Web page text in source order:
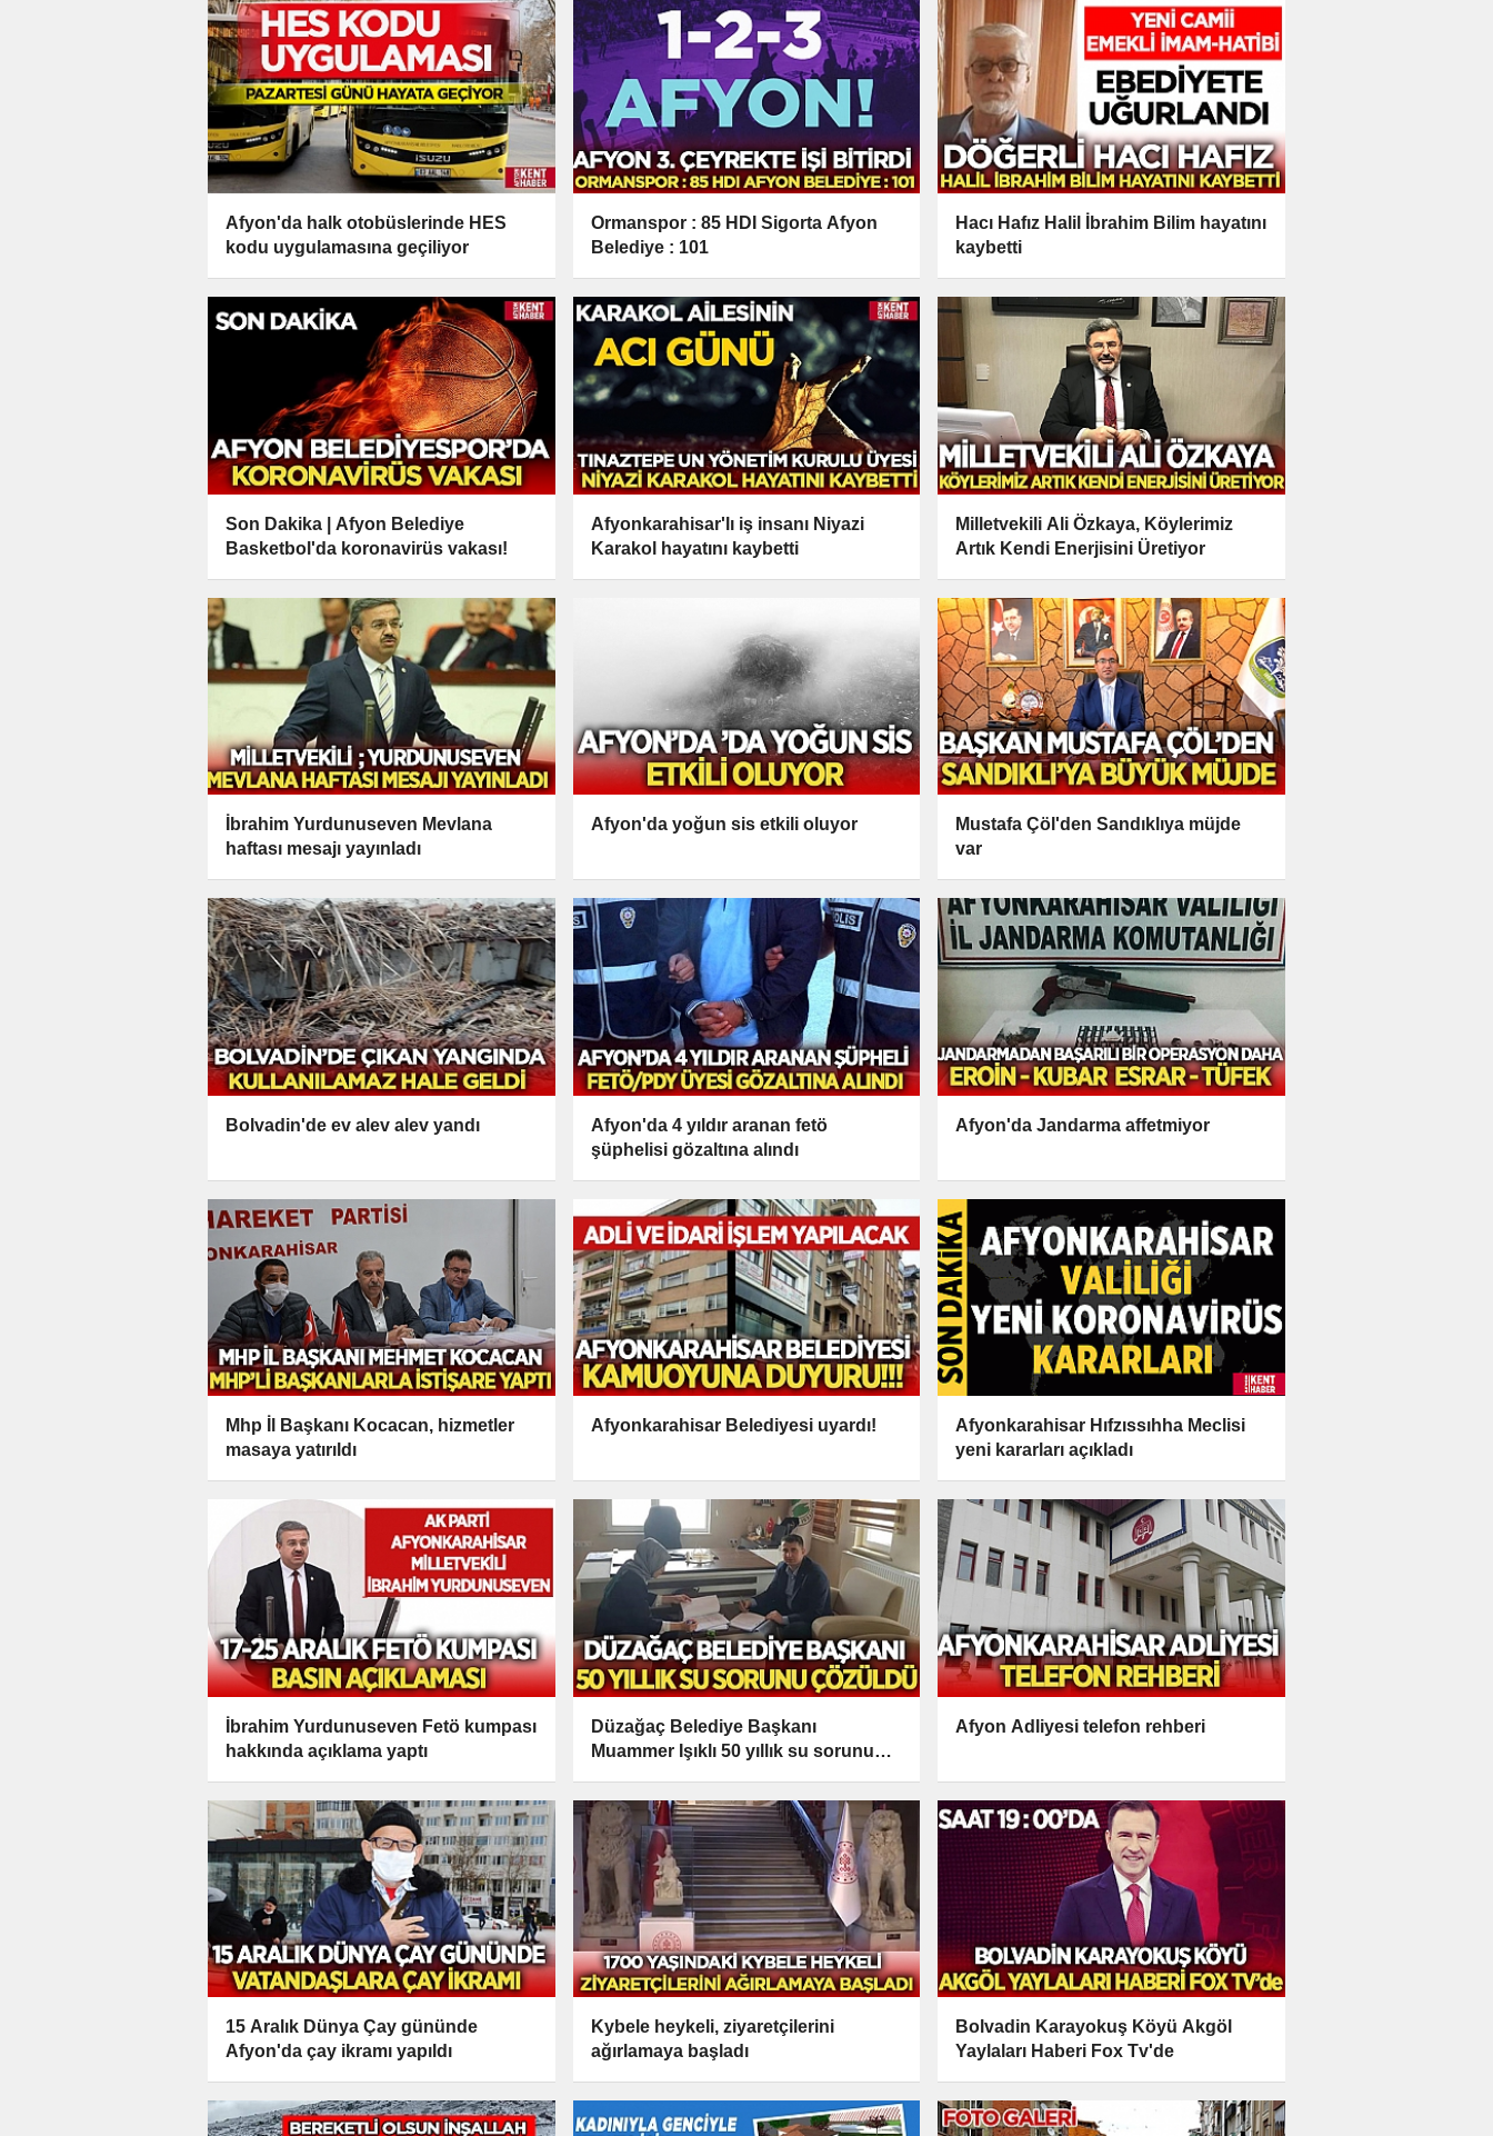
Afyon'da halk otobüslerinde HES
kodu uygulamasına geçiliyor
Ormanspor : 85 HDI Sigorta Afyon
Belediye : 101
Hacı Hafız Halil İbrahim Bilim hayatını
kaybetti
Son Dakika | Afyon Belediye
Basketbol'da koronavirüs vakası!
Afyonkarahisar'lı iş insanı Niyazi
Karakol hayatını kaybetti
Milletvekili Ali Özkaya, Köylerimiz
Artık Kendi Enerjisini Üretiyor
İbrahim Yurdunuseven Mevlana
haftası mesajı yayınladı
Afyon'da yoğun sis etkili oluyor
Mustafa Çöl'den Sandıklıya müjde
var
Bolvadin'de ev alev alev yandı
Afyon'da 4 yıldır aranan fetö
şüphelisi gözaltına alındı
Afyon'da Jandarma affetmiyor
Mhp İl Başkanı Kocacan, hizmetler
masaya yatırıldı
Afyonkarahisar Belediyesi uyardı!
Afyonkarahisar Hıfzıssıhha Meclisi
yeni kararları açıkladı
İbrahim Yurdunuseven Fetö kumpası
hakkında açıklama yaptı
Düzağaç Belediye Başkanı
Muammer Işıklı 50 yıllık su sorununu
Afyon Adliyesi telefon rehberi
15 Aralık Dünya Çay gününde
Afyon'da çay ikramı yapıldı
Kybele heykeli, ziyaretçilerini
ağırlamaya başladı
Bolvadin Karayokuş Köyü Akgöl
Yaylaları Haberi Fox Tv'de